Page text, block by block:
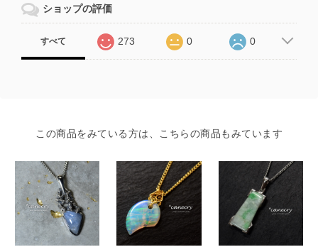
ショップの評価
すべて 273 0 0
この商品をみている方は、こちらの商品もみています